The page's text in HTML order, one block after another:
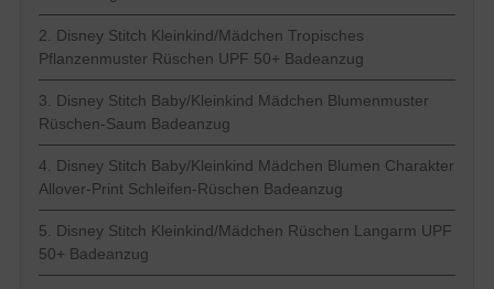
2. Disney Stitch Kleinkind/Mädchen Tropisches
Pflanzenmuster Rüschen UPF 50+ Badeanzug
3. Disney Stitch Baby/Kleinkind Mädchen Blumenmuster
Rüschen-Saum Badeanzug
4. Disney Stitch Baby/Kleinkind Mädchen Blumen Charakter
Allover-Print Schleifen-Rüschen Badeanzug
5. Disney Stitch Kleinkind/Mädchen Rüschen Langarm UPF
50+ Badeanzug